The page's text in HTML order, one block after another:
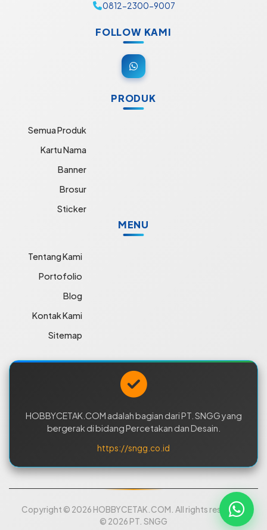
0812-2300-9007
FOLLOW KAMI
PRODUK
Semua Produk
Kartu Nama
Banner
Brosur
Sticker
MENU
Tentang Kami
Portofolio
Blog
Kontak Kami
Sitemap
HOBBYCETAK.COM adalah bagian dari PT. SNGG yang
bergerak di bidang Percetakan dan Desain.
https://sngg.co.id
Copyright © 2026 HOBBYCETAK.COM. All rights reserved.
© 2026 PT. SNGG